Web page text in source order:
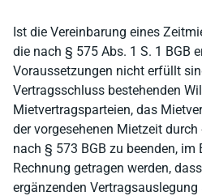
Ist die Vereinbarung eines
die nach § 575 Abs. 1 S. 1 BGB
Voraussetzungen nicht erfüllt
Vertragsschluss bestehenden
Mietvertragsparteien, das
der vorgesehenen Mietzeit
nach § 573 BGB zu beenden,
Rechnung getragen werden,
ergänzenden Vertragsauslegung